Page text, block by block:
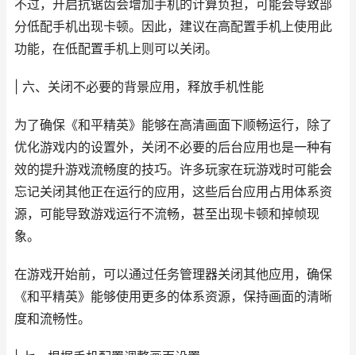
不过，开启抗锯齿会增加手机的计算负担，可能会导致部
分低配手机出现卡顿。因此，建议在高配置手机上使用此
功能，在低配置手机上则可以关闭。
| 六、关闭不必要的背景应用，释放手机性能
为了确保《和平精英》能够在高清画面下顺畅运行，除了
优化游戏内的设置外，关闭不必要的后台应用也是一种有
效的提升游戏流畅度的技巧。许多玩家在玩游戏时可能会
忘记关闭其他正在运行的应用，这些后台应用占用体系资
源，可能导致游戏运行不流畅，甚至出现卡顿和掉帧现
象。
在游戏开始前，可以通过任务管理器关闭其他应用，确保
《和平精英》能够使用更多的体系资源，保持画面的清晰
度和流畅性。